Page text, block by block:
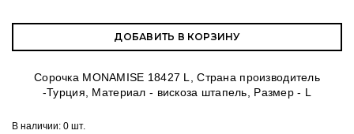
ДОБАВИТЬ В КОРЗИНУ
Сорочка MONAMISE 18427 L, Страна производитель
-Турция, Материал - вискоза штапель, Размер - L
В наличии: 0 шт.